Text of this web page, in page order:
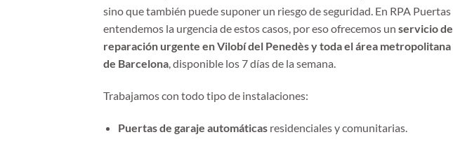
sino que también puede suponer un riesgo de seguridad. En RPA Puertas
entendemos la urgencia de estos casos, por eso ofrecemos un servicio de
reparación urgente en Vilobí del Penedès y toda el área metropolitana
de Barcelona, disponible los 7 días de la semana.
Trabajamos con todo tipo de instalaciones:
Puertas de garaje automáticasresidenciales y comunitarias.